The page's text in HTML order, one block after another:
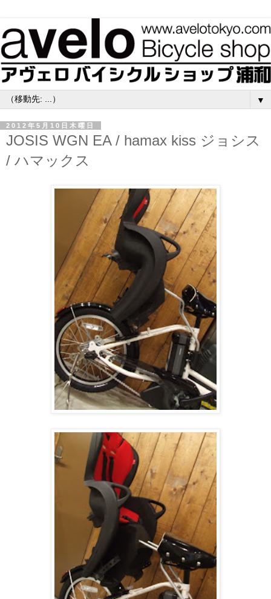
▼
2012年5月10日木曜日
JOSIS WGN EA / hamax kiss ジョシス
/ ハマックス